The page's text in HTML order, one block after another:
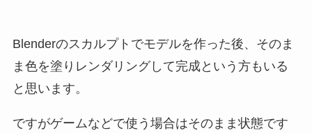
Blenderのスカルプトでモデルを作った後、そのま
ま色を塗りレンダリングして完成という方もいる
と思います。
ですがゲームなどで使う場合はそのまま状態です